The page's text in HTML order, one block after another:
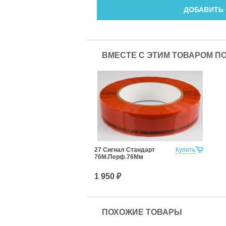
ВМЕСТЕ С ЭТИМ ТОВАРОМ
Купить
27 Сигнал Стандарт
76М.Перф.76Мм
1 950 ₽
ПОХОЖИЕ ТОВАРЫ